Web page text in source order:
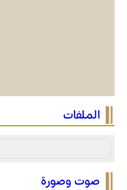
للدار البيضاء
الملفات
صوت وصورة